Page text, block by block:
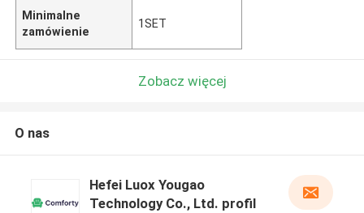
Minimalne
zamówienie
1SET
Zobacz więcej
O nas
Hefei Luox Yougao
Technology Co., Ltd. profil